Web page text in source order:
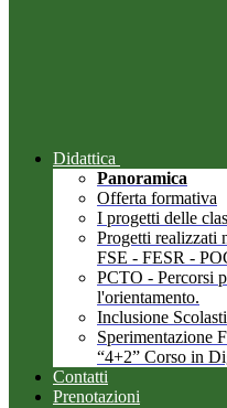
Didattica
Panoramica
Offerta formativa
I progetti delle
Progetti realizzati
FSE - FESR -
PCTO - Percorsi
l'orientamento.
Inclusione
Sperimentazione
“4+2” Corso in
Contatti
Prenotazioni